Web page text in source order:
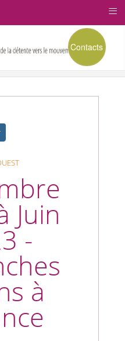
Contacts
Juin
-
à
≡